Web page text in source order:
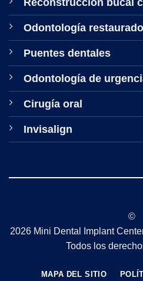
Reconstrucción bucal
Odontología
Puentes dentales
Odontología de
Cirugía oral
Invisalign
©
2026 Mini Dental Implant
Todos los
MAPA DEL SITIO